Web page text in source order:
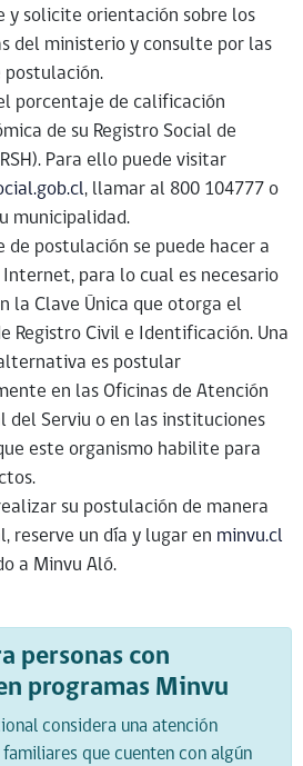
y solicite orientación sobre los
del ministerio y consulte por las
postulación.
porcentaje de calificación
de su Registro Social de
Para ello puede visitar
, llamar al 800 104777 o
municipalidad.
de postulación se puede hacer a
para lo cual es necesario
la Clave Única que otorga el
Registro Civil e Identificación. Una
es postular
en las Oficinas de Atención
del Serviu o en las instituciones
este organismo habilite para
su postulación de manera
reserve un día y lugar en minvu.cl
a Minvu Aló.
personas con
programas Minvu
considera una atención
que cuenten con algún